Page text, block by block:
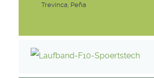
Trevinca, Peña